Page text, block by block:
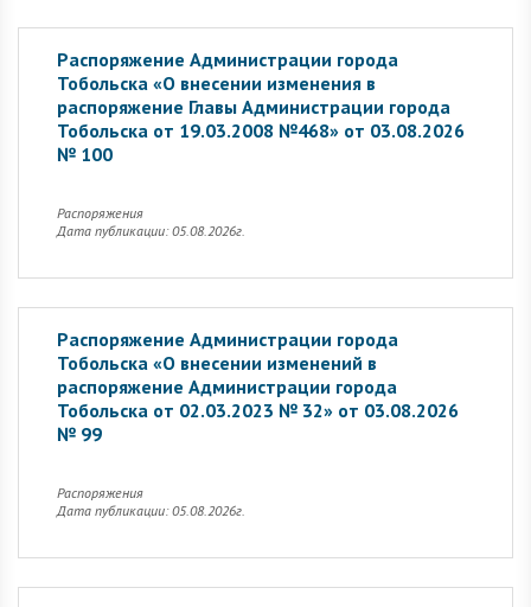
Распоряжение Администрации города
Тобольска «О внесении изменения в
распоряжение Главы Администрации города
Тобольска от 19.03.2008 №468» от 03.08.2026
№ 100
Распоряжения
Дата публикации: 05.08.2026г.
Распоряжение Администрации города
Тобольска «О внесении изменений в
распоряжение Администрации города
Тобольска от 02.03.2023 № 32» от 03.08.2026
№ 99
Распоряжения
Дата публикации: 05.08.2026г.